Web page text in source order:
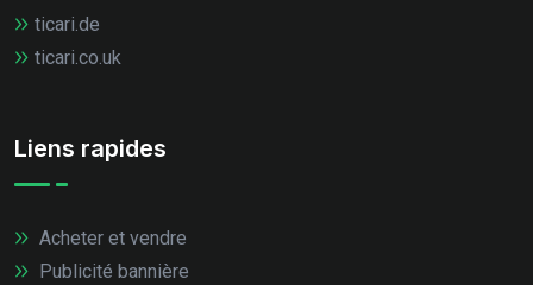
ticari.de
ticari.co.uk
Liens rapides
Acheter et vendre
Publicité bannière